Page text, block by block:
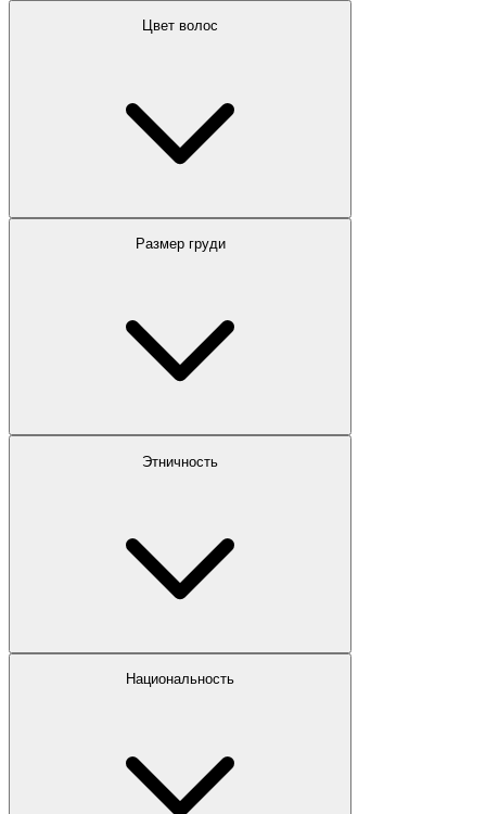
Цвет волос
Размер груди
Этничность
Национальность